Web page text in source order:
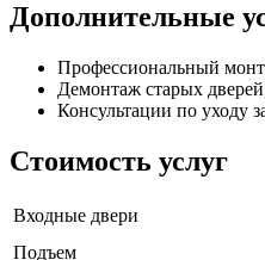
Дополнительные
Профессиональный
Демонтаж старых
Консультации по уходу
Стоимость услуг
Входные двери
Подъем